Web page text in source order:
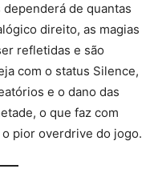
de quantas
direito, as magias
refletidas e são
com o status Silence,
e o dano das
o que faz com
pior overdrive do jogo.